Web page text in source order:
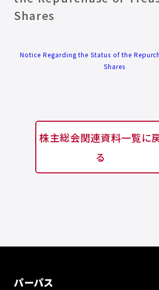
Shares
Notice Regarding the Status of the
Shares
株主総会関連資料一覧に
る
パーパス